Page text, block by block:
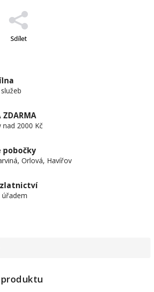
Sdílet
ZDARMA
2000 Kč
pobočky
Orlová, Havířov
zlatnictví
úřadem